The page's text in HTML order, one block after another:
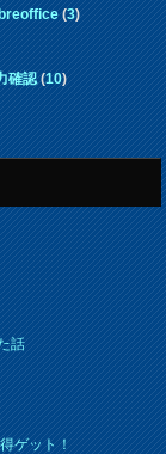
(3)
確認(10)
話
ゲット！